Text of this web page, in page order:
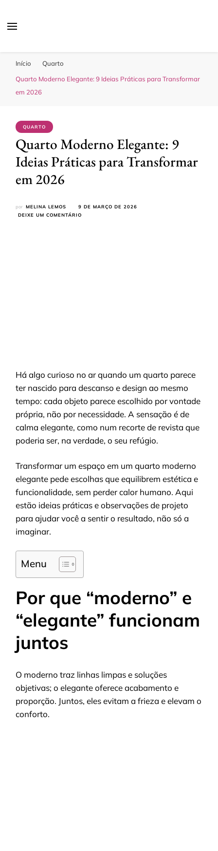
Início
Quarto
Quarto Moderno Elegante: 9 Ideias Práticas para Transformar
em 2026
QUARTO
Quarto Moderno Elegante: 9
Ideias Práticas para Transformar
em 2026
por MELINA LEMOS
9 DE MARÇO DE 2026
DEIXE UM COMENTÁRIO
Há algo curioso no ar quando um quarto parece
ter nascido para descanso e design ao mesmo
tempo: cada objeto parece escolhido por vontade
própria, não por necessidade. A sensação é de
calma elegante, como num recorte de revista que
poderia ser, na verdade, o seu refúgio.
Transformar um espaço em um quarto moderno
elegante pede escolhas que equilibrem estética e
funcionalidade, sem perder calor humano. Aqui
estão ideias práticas e observações de projeto
para ajudar você a sentir o resultado, não só a
imaginar.
Menu
Por que “moderno” e
“elegante” funcionam
juntos
O moderno traz linhas limpas e soluções
objetivas; o elegante oferece acabamento e
proporção. Juntos, eles evitam a frieza e elevam o
conforto.